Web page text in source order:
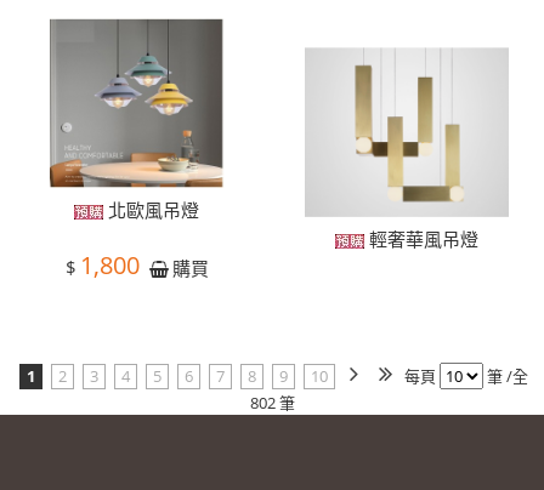
北歐風吊燈
$ 1,800 購買
輕奢華風吊燈
1 2 3 4 5 6 7 8 9 10 每頁
筆 /全
802 筆